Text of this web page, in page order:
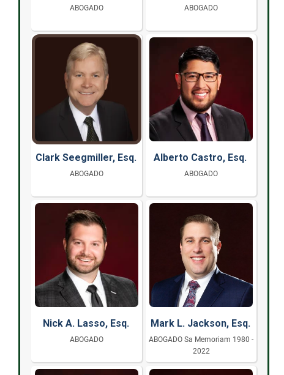
ABOGADO ABOGADO
Clark Seegmiller, Esq.
ABOGADO
Alberto Castro, Esq.
ABOGADO
Nick A. Lasso, Esq.
ABOGADO
Mark L. Jackson, Esq.
ABOGADO Sa Memoriam 1980 -
2022